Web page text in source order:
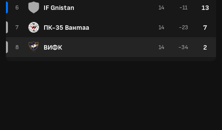
6 IF Gnistan
7 ПК-35 Вантаа
8 ВИФК
14 -11 13
14 -23 7
14 -34 2